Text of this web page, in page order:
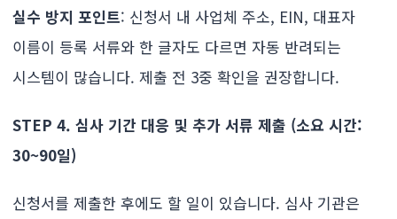
실수 방지 포인트: 신청서 내 사업체 주소, EIN, 대표자
이름이 등록 서류와 한 글자도 다르면 자동 반려되는
시스템이 많습니다. 제출 전 3중 확인을 권장합니다.
STEP 4. 심사 기간 대응 및 추가 서류 제출 (소요 시간:
30~90일)
신청서를 제출한 후에도 할 일이 있습니다. 심사 기관은